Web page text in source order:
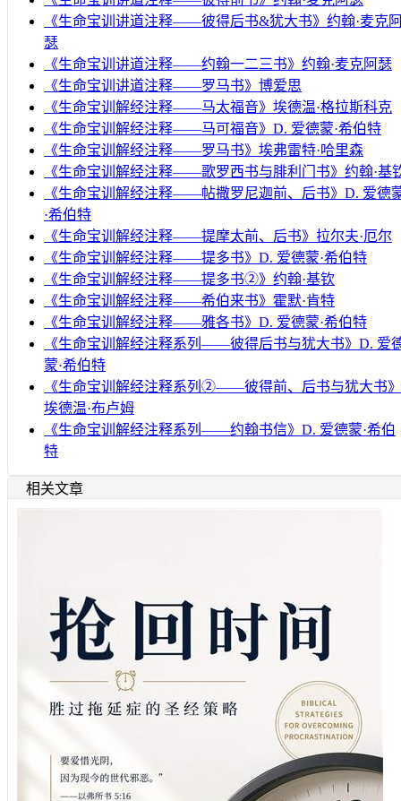
《生命宝训讲道注释——彼得后书&犹大书》约翰·麦克
瑟
《生命宝训讲道注释——约翰一二三书》约翰·麦克阿瑟
《生命宝训讲道注释——罗马书》博爱思
《生命宝训解经注释——马太福音》埃德温·格拉斯科克
《生命宝训解经注释——马可福音》D. 爱德蒙·希伯特
《生命宝训解经注释——罗马书》埃弗雷特·哈里森
《生命宝训解经注释——歌罗西书与腓利门书》约翰·基
《生命宝训解经注释——帖撒罗尼迦前、后书》D. 爱德
·希伯特
《生命宝训解经注释——提摩太前、后书》拉尔夫·厄尔
《生命宝训解经注释——提多书》D. 爱德蒙·希伯特
《生命宝训解经注释——提多书②》约翰·基钦
《生命宝训解经注释——希伯来书》霍默·肯特
《生命宝训解经注释——雅各书》D. 爱德蒙·希伯特
《生命宝训解经注释系列——彼得后书与犹大书》D. 爱
蒙·希伯特
《生命宝训解经注释系列②——彼得前、后书与犹大书》
埃德温·布卢姆
《生命宝训解经注释系列——约翰书信》D. 爱德蒙·希伯
特
相关文章